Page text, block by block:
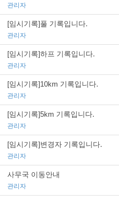
관리자
[임시기록]풀 기록입니다.
관리자
[임시기록]하프 기록입니다.
관리자
[임시기록]10km 기록입니다.
관리자
[임시기록]5km 기록입니다.
관리자
[임시기록]변경자 기록입니다.
관리자
사무국 이동안내
관리자